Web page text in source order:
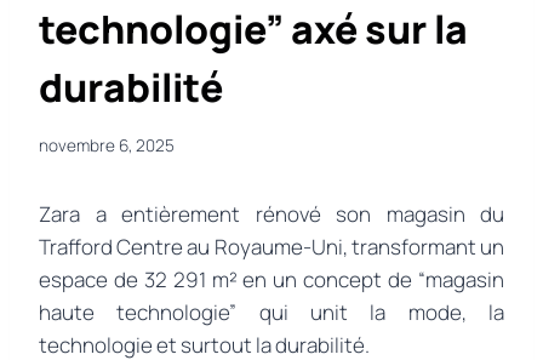
technologie” axé sur la
durabilité
novembre 6, 2025
Zara a entièrement rénové son magasin du
Trafford Centre au Royaume-Uni, transformant un
espace de 32 291 m² en un concept de “magasin
haute technologie” qui unit la mode, la
technologie et surtout la durabilité.